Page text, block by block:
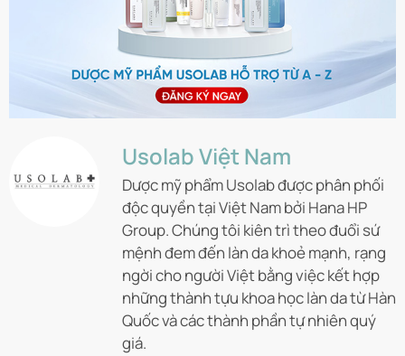
Usolab Việt Nam
Dược mỹ phẩm Usolab được phân phối
độc quyền tại Việt Nam bởi Hana HP
Group. Chúng tôi kiên trì theo đuổi sứ
mệnh đem đến làn da khoẻ mạnh, rạng
ngời cho người Việt bằng việc kết hợp
những thành tựu khoa học làn da từ Hàn
Quốc và các thành phần tự nhiên quý
giá.